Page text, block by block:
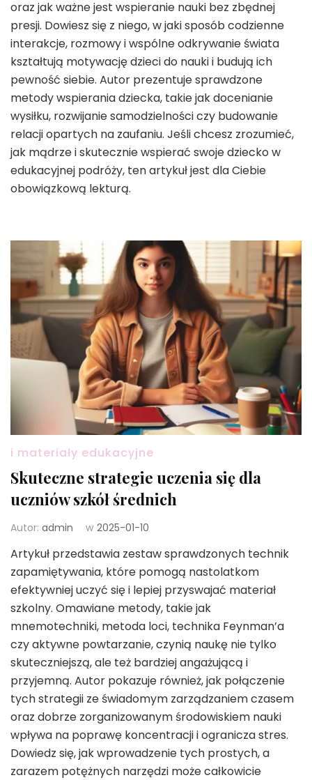
oraz jak ważne jest wspieranie nauki bez zbędnej
presji. Dowiesz się z niego, w jaki sposób codzienne
interakcje, rozmowy i wspólne odkrywanie świata
kształtują motywację dzieci do nauki i budują ich
pewność siebie. Autor prezentuje sprawdzone
metody wspierania dziecka, takie jak docenianie
wysiłku, rozwijanie samodzielności czy budowanie
relacji opartych na zaufaniu. Jeśli chcesz zrozumieć,
jak mądrze i skutecznie wspierać swoje dziecko w
edukacyjnej podróży, ten artykuł jest dla Ciebie
obowiązkową lekturą.
i materiały edukacyjne
Skuteczne strategie uczenia się dla
uczniów szkół średnich
Autor: admin w 2025-01-10
Artykuł przedstawia zestaw sprawdzonych technik
zapamiętywania, które pomogą nastolatkom
efektywniej uczyć się i lepiej przyswajać materiał
szkolny. Omawiane metody, takie jak
mnemotechniki, metoda loci, technika Feynman’a
czy aktywne powtarzanie, czynią naukę nie tylko
skuteczniejszą, ale też bardziej angażującą i
przyjemną. Autor pokazuje również, jak połączenie
tych strategii ze świadomym zarządzaniem czasem
oraz dobrze zorganizowanym środowiskiem nauki
wpływa na poprawę koncentracji i ogranicza stres.
Dowiedz się, jak wprowadzenie tych prostych, a
zarazem potężnych narzędzi może całkowicie